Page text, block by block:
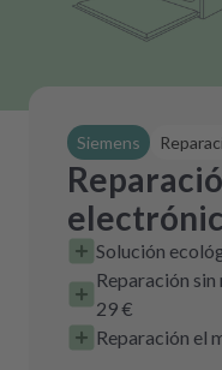
Siemens
Solución
Reparación
29 €
Reparación el